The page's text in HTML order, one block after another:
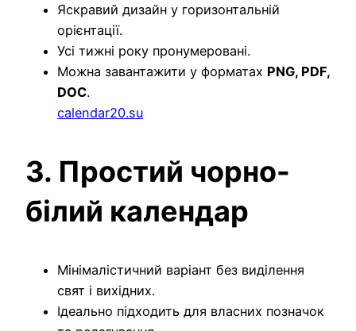
Яскравий дизайн у горизонтальній
орієнтації.
Усі тижні року пронумеровані.
Можна завантажити у форматах PNG, PDF,
DOC.
calendar20.su
3. Простий чорно-
білий календар
Мінімалістичний варіант без виділення
свят і вихідних.
Ідеально підходить для власних позначок